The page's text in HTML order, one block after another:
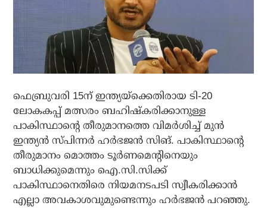
ഫെബ്രുവരി 15ന് ഇന്ത്യയ്‌ക്കെതിരായ ടി-20
ലോകകപ്പ് മത്സരം ബഹിഷ്‌കരിക്കാനുള്ള
പാകിസ്ഥാന്റെ തീരുമാനത്തെ വിമര്‍ശിച്ച് മുന്‍
ഇന്ത്യന്‍ സ്പിന്നര്‍ ഹര്‍ഭജന്‍ സിങ്. പാകിസ്ഥാന്റെ
തീരുമാനം മൊത്തം ടൂര്‍ണമെന്റിനെയും
ബാധിക്കുമെന്നും ഐ.സി.സിക്ക്
പാകിസ്ഥാനെതിരെ നിയമനടപടി സ്വീകരിക്കാന്‍
എല്ലാ അവകാശവുമുണ്ടെന്നും ഹര്‍ഭജന്‍ പറഞ്ഞു.